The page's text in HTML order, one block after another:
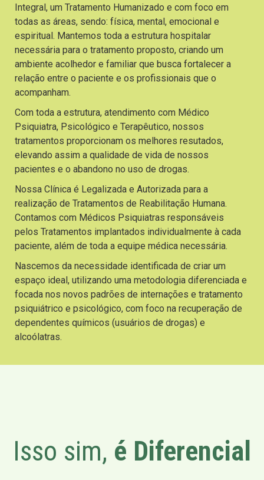
Integral, um Tratamento Humanizado e com foco em
todas as áreas, sendo: física, mental, emocional e
espiritual. Mantemos toda a estrutura hospitalar
necessária para o tratamento proposto, criando um
ambiente acolhedor e familiar que busca fortalecer a
relação entre o paciente e os profissionais que o
acompanham.
Com toda a estrutura, atendimento com Médico
Psiquiatra, Psicológico e Terapêutico, nossos
tratamentos proporcionam os melhores resutados,
elevando assim a qualidade de vida de nossos
pacientes e o abandono no uso de drogas.
Nossa Clínica é Legalizada e Autorizada para a
realização de Tratamentos de Reabilitação Humana.
Contamos com Médicos Psiquiatras responsáveis
pelos Tratamentos implantados individualmente à cada
paciente, além de toda a equipe médica necessária.
Nascemos da necessidade identificada de criar um
espaço ideal, utilizando uma metodologia diferenciada e
focada nos novos padrões de internações e tratamento
psiquiátrico e psicológico, com foco na recuperação de
dependentes químicos (usuários de drogas) e
alcoólatras.
Isso sim, é Diferencial